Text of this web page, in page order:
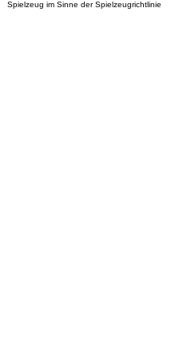
Spielzeug im Sinne der Spielzeugrichtlinie